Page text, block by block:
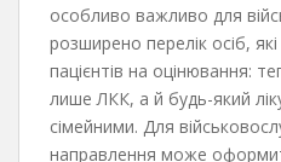
особливо важливо для
розширено перелік осіб,
пацієнтів на оцінювання:
лише ЛКК, а й будь-який
сімейними. Для
направлення може